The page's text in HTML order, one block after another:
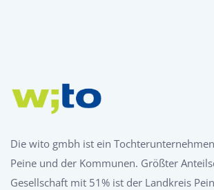
Die wito gmbh ist ein
Peine und der Kommunen. Größter
Gesellschaft mit 51% ist der Landkreis